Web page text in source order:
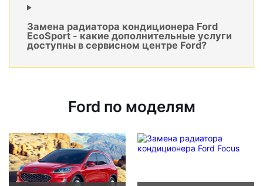
Замена радиатора кондиционера Ford
EcoSport - какие дополнительные услуги
доступны в сервисном центре Ford?
Ford по моделям